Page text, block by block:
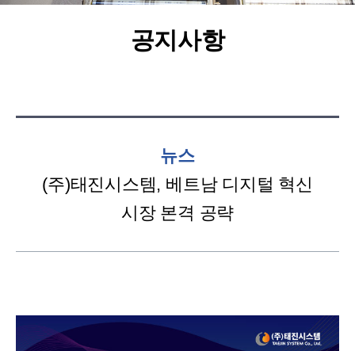
공지사항
뉴스
(주)태진시스템, 베트남 디지털 혁신
시장 본격 공략